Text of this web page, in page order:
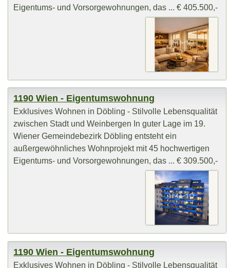
Eigentums- und Vorsorgewohnungen, das ... € 405.500,-
1190 Wien - Eigentumswohnung
Exklusives Wohnen in Döbling - Stilvolle Lebensqualität
zwischen Stadt und Weinbergen In guter Lage im 19.
Wiener Gemeindebezirk Döbling entsteht ein
außergewöhnliches Wohnprojekt mit 45 hochwertigen
Eigentums- und Vorsorgewohnungen, das ... € 309.500,-
1190 Wien - Eigentumswohnung
Exklusives Wohnen in Döbling - Stilvolle Lebensqualität